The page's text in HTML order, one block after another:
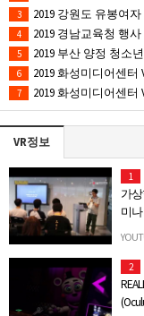
3 2019 강원도 유봉여자 중학교(학교 축제 행사 /
4 2019 경남교육청 행사 (지진 화재대피 /
5 2019 부산 양정 청소년 수련관
6 2019 화성미디어센터 VR체험 부스 (인기
7 2019 화성미디어센터 VR체험부스(
VR정보
1
가
미나
부산
가
상현
았습
2